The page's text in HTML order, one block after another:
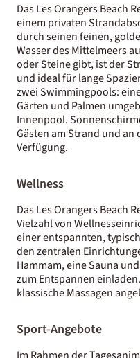
Das Les Orangers Beach
einem privaten
durch seinen feinen,
Wasser des Mittelmeers
oder Steine gibt, ist der
und ideal für lange
zwei Swimmingpools:
Gärten und Palmen
Innenpool.
Gästen am Strand und
Verfügung.
Wellness
Das Les Orangers Beach
Vielzahl von
einer entspannten,
den zentralen
Hammam, eine Sauna
zum Entspannen
klassische Massagen
Sport-Angebote